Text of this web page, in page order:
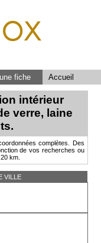
Accueil
fiche
intérieur
verre, laine
complètes. Des
de vos recherches ou
km.
VILLE